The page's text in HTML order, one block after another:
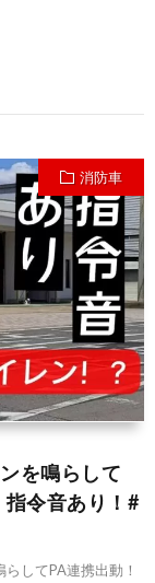
消防車
を鳴らして
令音あり！#
してPA連携出動！